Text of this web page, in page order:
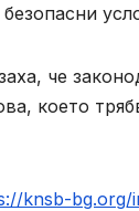
че
което
knsb-bg.org/